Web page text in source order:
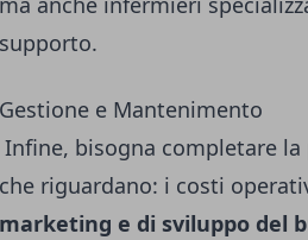
supporto.
Gestione e Mantenimento
Infine, bisogna completare
che riguardano: i costi
marketing e di sviluppo del